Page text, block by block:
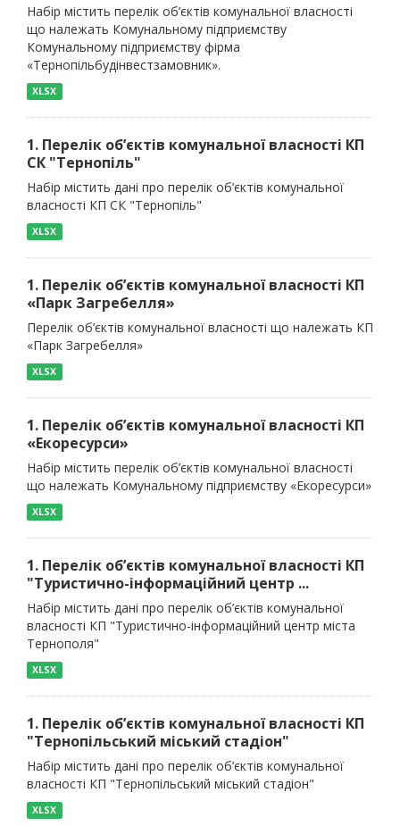
Набір містить перелік об’єктів комунальної власності
що належать Комунальному підприємству
Комунальному підприємству фірма
«Тернопільбудінвестзамовник».
XLSX
1. Перелік об’єктів комунальної власності КП
СК "Тернопіль"
Набір містить дані про перелік об’єктів комунальної
власності КП СК "Тернопіль"
XLSX
1. Перелік об’єктів комунальної власності КП
«Парк Загребелля»
Перелік об’єктів комунальної власності що належать КП
«Парк Загребелля»
XLSX
1. Перелік об’єктів комунальної власності КП
«Екоресурси»
Набір містить перелік об’єктів комунальної власності
що належать Комунальному підприємству «Екоресурси»
XLSX
1. Перелік об’єктів комунальної власності КП
"Туристично-інформаційний центр ...
Набір містить дані про перелік об’єктів комунальної
власності КП "Туристично-інформаційний центр міста
Тернополя"
XLSX
1. Перелік об’єктів комунальної власності КП
"Тернопільський міський стадіон"
Набір містить дані про перелік об’єктів комунальної
власності КП "Тернопільський міський стадіон"
XLSX